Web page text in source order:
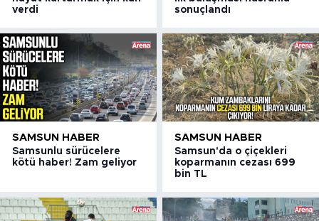
verdi
sonuçlandı
SAMSUN HABER
Samsunlu sürücelere
kötü haber! Zam geliyor
SAMSUN HABER
Samsun'da o çiçekleri
koparmanın cezası 699
bin TL